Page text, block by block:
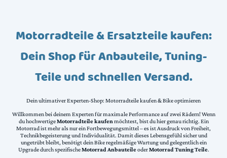
Motorradteile & Ersatzteile kaufen:
Dein Shop für Anbauteile, Tuning-
Teile und schnellen Versand.
Dein ultimativer Experten-Shop: Motorradteile kaufen & Bike optimieren
Willkommen bei deinem Experten für maximale Performance auf zwei Rädern! Wenn
du hochwertigeMotorradteile kaufen möchtest, bist du hier genau richtig. Ein
Motorrad ist mehr als nur ein Fortbewegungsmittel – es ist Ausdruck von Freiheit,
Technikbegeisterung und Individualität. Damit dieses Lebensgefühl sicher und
ungetrübt bleibt, benötigt dein Bike regelmäßige Wartung und gelegentlich ein
Upgrade durch spezifischeMotorrad AnbauteileoderMotorrad Tuning Teile.